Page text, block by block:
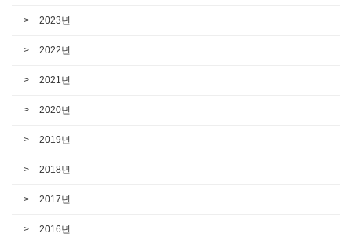
2023년
2022년
2021년
2020년
2019년
2018년
2017년
2016년